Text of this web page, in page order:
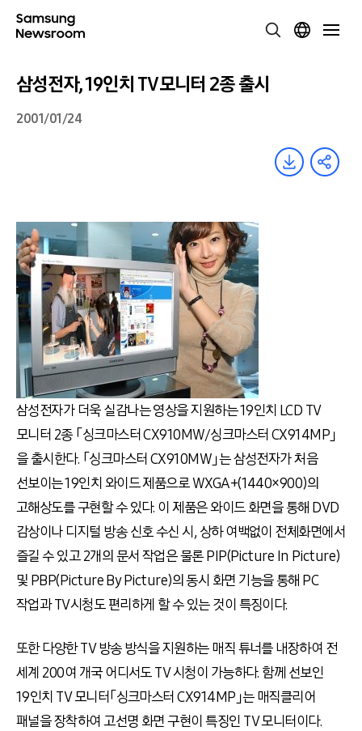
삼성전자, 19인치 TV모니터 2종 출시
2001/01/24
삼성전자가 더욱 실감나는 영상을 지원하는 19인치 LCD TV
모니터 2종 「싱크마스터 CX910MW/싱크마스터 CX914MP」
을 출시한다. 「싱크마스터 CX910MW」는 삼성전자가 처음
선보이는 19인치 와이드 제품으로 WXGA+(1440×900)의
고해상도를 구현할 수 있다. 이 제품은 와이드 화면을 통해 DVD
감상이나 디지털 방송 신호 수신 시, 상하 여백없이 전체화면에서
즐길 수 있고 2개의 문서 작업은 물론 PIP(Picture In Picture)
및 PBP(Picture By Picture)의 동시 화면 기능을 통해 PC
작업과 TV시청도 편리하게 할 수 있는 것이 특징이다.
또한 다양한 TV 방송 방식을 지원하는 매직 튜너를 내장하여 전
세계 200여 개국 어디서도 TV 시청이 가능하다. 함께 선보인
19인치 TV 모니터「싱크마스터 CX914MP」는 매직클리어
패널을 장착하여 고선명 화면 구현이 특징인 TV 모니터이다.